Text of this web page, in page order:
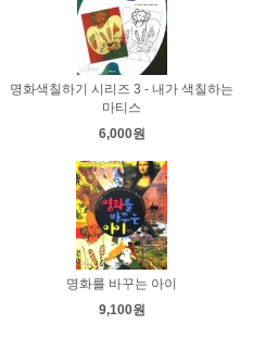
명화색칠하기 시리즈 3 - 내가 색칠하는
마티스
6,000원
명화를 바꾸는 아이
9,100원